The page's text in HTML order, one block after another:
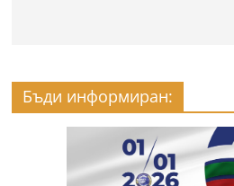
Бъди информиран: